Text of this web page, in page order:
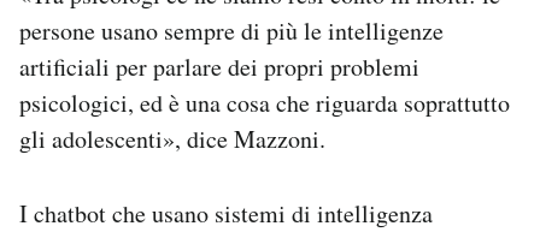
persone usano sempre di più le intelligenze
artificiali per parlare dei propri problemi
psicologici, ed è una cosa che riguarda soprattutto
gli adolescenti», dice Mazzoni.
I chatbot che usano sistemi di intelligenza